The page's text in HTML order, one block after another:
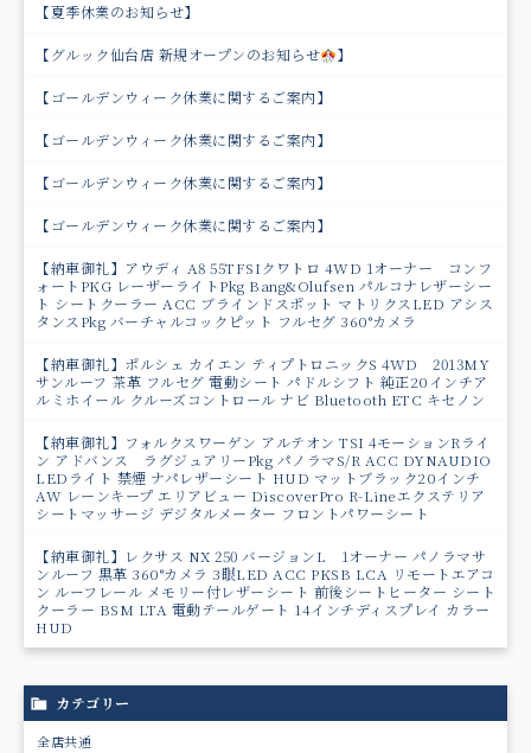
【夏季休業のお知らせ】
【グルック仙台店 新規オープンのお知らせ 】
【ゴールデンウィーク休業に関するご案内】
【ゴールデンウィーク休業に関するご案内】
【ゴールデンウィーク休業に関するご案内】
【ゴールデンウィーク休業に関するご案内】
【納車御礼】アウディ A8 55TFSIクワトロ 4WD 1オーナー コンフ
ォートPKG レーザーライトPkg Bang&Olufsen パルコナレザーシー
ト シートクーラー ACC ブラインドスポット マトリクスLED アシス
タンスPkg バーチャルコックピット フルセグ 360°カメラ
【納車御礼】ポルシェ カイエン ティプトロニックS 4WD 2013MY
サンルーフ 茶革 フルセグ 電動シート パドルシフト 純正20インチア
ルミホイール クルーズコントロール ナビ Bluetooth ETC キセノン
【納車御礼】フォルクスワーゲン アルテオン TSI 4モーションRライ
ン アドバンス ラグジュアリーPkg パノラマS/R ACC DYNAUDIO
LEDライト 禁煙 ナパレザーシート HUD マットブラック20インチ
AW レーンキープ エリアビュー DiscoverPro R-Lineエクステリア
シートマッサージ デジタルメーター フロントパワーシート
【納車御礼】レクサス NX 250 バージョンL 1オーナー パノラマサ
ンルーフ 黒革 360°カメラ 3眼LED ACC PKSB LCA リモートエアコ
ン ルーフレール メモリー付レザーシート 前後シートヒーター シート
クーラー BSM LTA 電動テールゲート 14インチディスプレイ カラー
HUD
カテゴリー
全店共通